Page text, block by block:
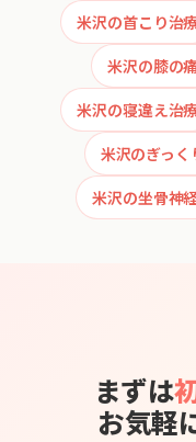
米沢の首こり治
米沢の膝の
米沢の寝違え治
米沢のぎっく
米沢の坐骨神
まずは
お気軽